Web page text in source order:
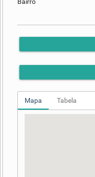
Mapa Tabela